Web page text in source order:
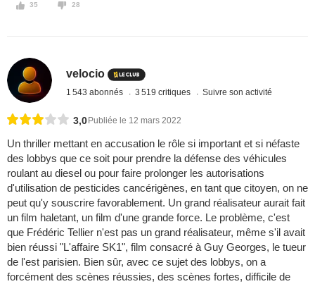
35 28
velocio
1 543 abonnés 3 519 critiques Suivre son activité
3,0 Publiée le 12 mars 2022
Un thriller mettant en accusation le rôle si important et si néfaste
des lobbys que ce soit pour prendre la défense des véhicules
roulant au diesel ou pour faire prolonger les autorisations
d'utilisation de pesticides cancérigènes, en tant que citoyen, on ne
peut qu'y souscrire favorablement. Un grand réalisateur aurait fait
un film haletant, un film d'une grande force. Le problème, c'est
que Frédéric Tellier n'est pas un grand réalisateur, même s'il avait
bien réussi "L'affaire SK1", film consacré à Guy Georges, le tueur
de l'est parisien. Bien sûr, avec ce sujet des lobbys, on a
forcément des scènes réussies, des scènes fortes, difficile de